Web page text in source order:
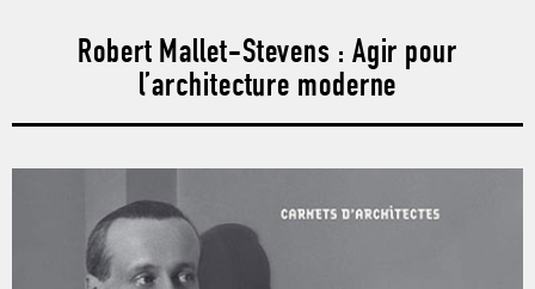
Robert Mallet-Stevens : Agir pour
l’architecture moderne